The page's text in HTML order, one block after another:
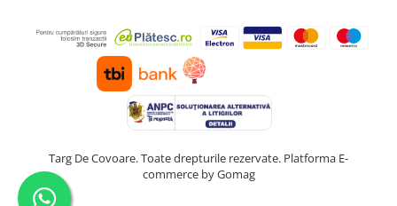
Targ De Covoare. Toate drepturile rezervate. Platforma E-
commerce by Gomag